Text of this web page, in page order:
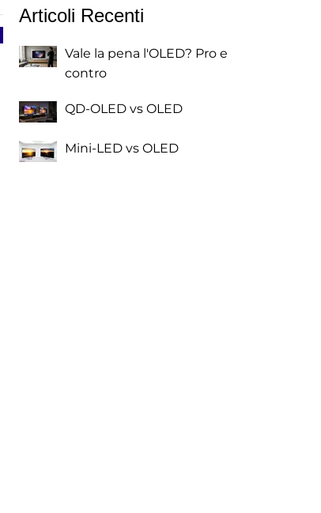
Articoli Recenti
Vale la pena l'OLED? Pro e
contro
QD-OLED vs OLED
Mini-LED vs OLED